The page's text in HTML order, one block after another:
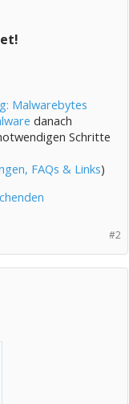
Malwarebytes
danach
Schritte
FAQs & Links)
#2